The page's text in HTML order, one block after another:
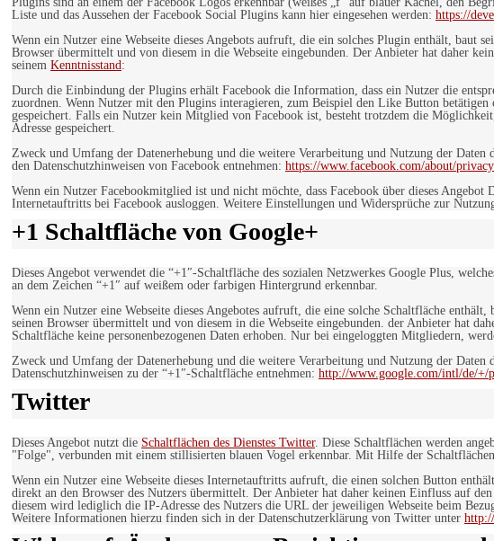
Liste und das Aussehen der Facebook Social Plugins kann hier eingesehen werden: https://
Wenn ein Nutzer eine Webseite dieses Angebots aufruft, die ein solches Plugin enthält,
Browser übermittelt und von diesem in die Webseite eingebunden. Der Anbieter hat daher
seinem Kenntnisstand:
Durch die Einbindung der Plugins erhält Facebook die Information, dass ein Nutzer die
zuordnen. Wenn Nutzer mit den Plugins interagieren, zum Beispiel den Like Button
gespeichert. Falls ein Nutzer kein Mitglied von Facebook ist, besteht trotzdem die
Adresse gespeichert.
Zweck und Umfang der Datenerhebung und die weitere Verarbeitung und Nutzung der
den Datenschutzhinweisen von Facebook entnehmen: https://www.facebook.com/about/
Wenn ein Nutzer Facebookmitglied ist und nicht möchte, dass Facebook über dieses
Internetauftritts bei Facebook ausloggen. Weitere Einstellungen und Widersprüche zur
+1 Schaltfläche von Google+
Dieses Angebot verwendet die “+1″-Schaltfläche des sozialen Netzwerkes Google Plus,
an dem Zeichen “+1″ auf weißem oder farbigen Hintergrund erkennbar.
Wenn ein Nutzer eine Webseite dieses Angebotes aufruft, die eine solche Schaltfläche
seinen Browser übermittelt und von diesem in die Webseite eingebunden. der Anbieter hat
Schaltfläche keine personenbezogenen Daten erhoben. Nur bei eingeloggten Mitgliedern,
Zweck und Umfang der Datenerhebung und die weitere Verarbeitung und Nutzung der
Datenschutzhinweisen zu der “+1″-Schaltfläche entnehmen: http://www.google.com/intl/de/+/
Twitter
Dieses Angebot nutzt die Schaltflächen des Dienstes Twitter. Diese Schaltflächen werden
"Folge", verbunden mit einem stillisierten blauen Vogel erkennbar. Mit Hilfe der
Wenn ein Nutzer eine Webseite dieses Internetauftritts aufruft, die einen solchen Button
direkt an den Browser des Nutzers übermittelt. Der Anbieter hat daher keinen Einfluss auf
diesem wird lediglich die IP-Adresse des Nutzers die URL der jeweiligen Webseite beim
Weitere Informationen hierzu finden sich in der Datenschutzerklärung von Twitter unter